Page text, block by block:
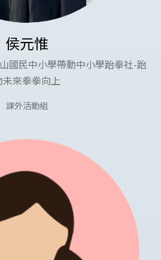
侯元惟
國民中小學帶動中小學跆拳社-跆
未來拳拳向上
課外活動組